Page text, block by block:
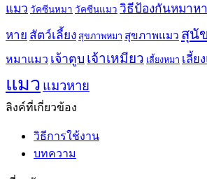
แมว วัคซีนหมา วัคซีนแมว วิธีป้องกันหมาห
หาย สัตว์เลี้ยง สุขภาพหมา สุขภาพแมว สุนัข
หมาแมว เจ้าตูบ เจ้าเหมียว เลี้ยงหมา เลี้ย
แมว แมวหาย
ลิงค์ที่เกี่ยวข้อง
วิธีการใช้งาน
บทความ